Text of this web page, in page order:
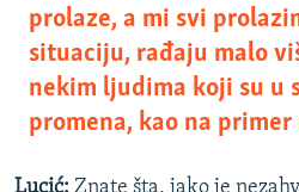
prolaze, a mi svi
situaciju, rađaju malo
nekim ljudima koji su u
promena, kao na